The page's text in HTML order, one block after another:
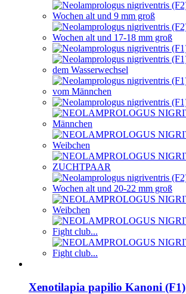
Xenotilapia papilio Kanoni (F1)